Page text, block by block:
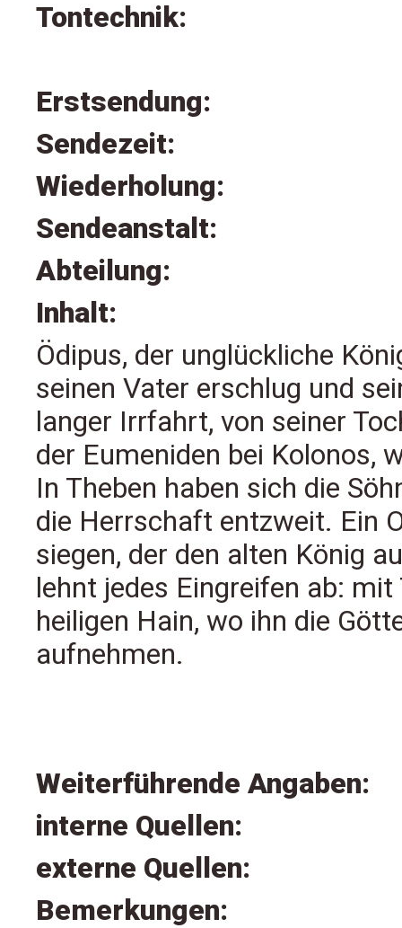
Tontechnik:
Erstsendung:
Sendezeit:
Wiederholung:
Sendeanstalt:
Abteilung:
Inhalt:
Ödipus, der unglückliche
seinen Vater erschlug und
langer Irrfahrt, von seiner
der Eumeniden bei Kolonos,
In Theben haben sich die
die Herrschaft entzweit. Ein
siegen, der den alten König
lehnt jedes Eingreifen ab:
heiligen Hain, wo ihn die
aufnehmen.
Weiterführende Angaben:
interne Quellen:
externe Quellen:
Bemerkungen: